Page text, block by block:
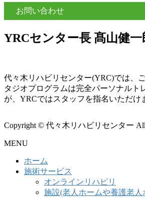
お問い合わせ
YRCセンター長 髙山健一
代々木リハビリセンター(YRC)では、
タジオプログラムは完全パーソナル
が、YRCではスタッフを指名いただけ
Copyright © 代々木リハビリセンター All
MENU
ホーム
施術サービス
オンラインリハビリ
施設(老人ホームや養護老